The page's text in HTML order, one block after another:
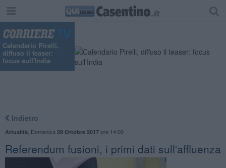
Calendario Pirelli,
diffuso il teaser:
focus sull'India
Indietro
Attualità Domenica 29 Ottobre 2017ore 14:00
Referendum fusioni, i primi dati sull'affluenza